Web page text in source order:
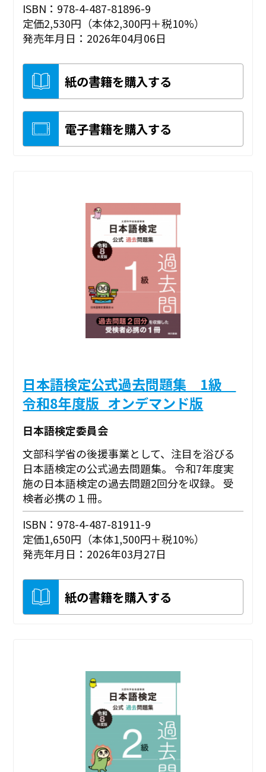
ISBN：978-4-487-81896-9
定価2,530円（本体2,300円＋税10%）
発売年月日：2026年04月06日
紙の書籍を購入する
電子書籍を購入する
日本語検定公式過去問題集 1級
令和8年度版_オンデマンド版
日本語検定委員会
文部科学省の後援事業として、注目を浴びる
日本語検定の公式過去問題集。 令和7年度実
施の日本語検定の過去問題2回分を収録。 受
検者必携の１冊。
ISBN：978-4-487-81911-9
定価1,650円（本体1,500円＋税10%）
発売年月日：2026年03月27日
紙の書籍を購入する